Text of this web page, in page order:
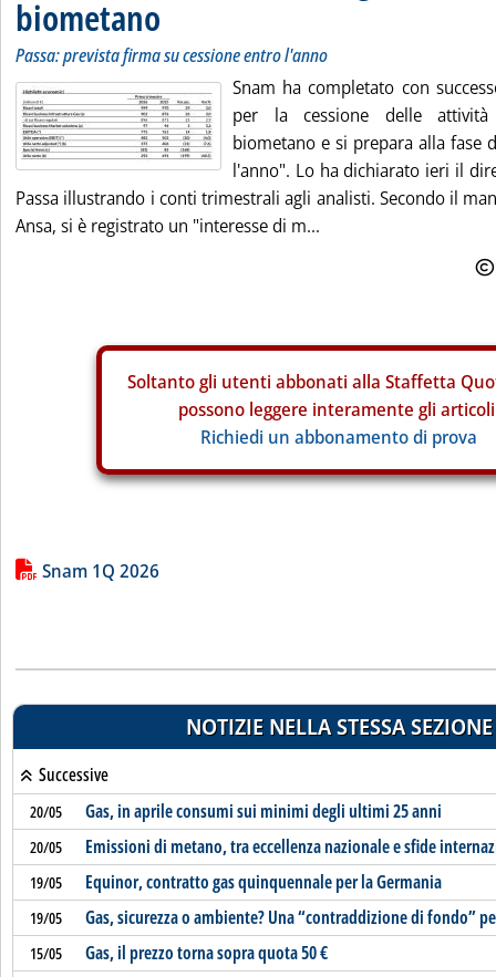
biometano
Passa: prevista firma su cessione entro l'anno
Snam ha completato con
per la cessione delle
biometano e si prepara alla fase
l'anno". Lo ha dichiarato ieri il
Passa illustrando i conti trimestrali agli analisti. Secondo il
Ansa, si è registrato un "interesse di m...
Soltanto gli utenti abbonati alla Staffetta
possono leggere interamente gli
Richiedi un abbonamento di prova
Lista allegati PDF alla notizia
Snam 1Q 2026
NOTIZIE NELLA STESSA SEZIONE
Successive
20/05 Gas, in aprile consumi sui minimi degli ultimi 25 anni
20/05 Emissioni di metano, tra eccellenza nazionale e sfide
19/05 Equinor, contratto gas quinquennale per la Germania
19/05 Gas, sicurezza o ambiente? Una “contraddizione di fondo”
15/05 Gas, il prezzo torna sopra quota 50 €